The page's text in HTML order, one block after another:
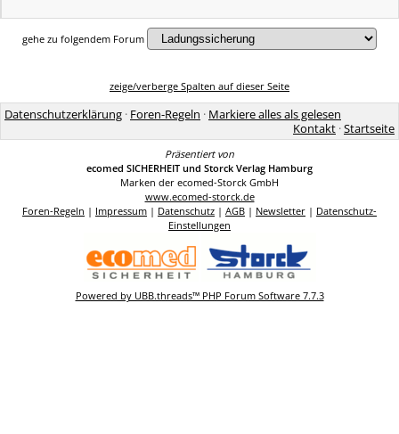
gehe zu folgendem Forum
zeige/verberge Spalten auf dieser Seite
Datenschutzerklärung · Foren-Regeln · Markiere alles als gelesen
Kontakt ·Startseite
Präsentiert von
ecomed SICHERHEIT und Storck Verlag Hamburg
Marken der ecomed-Storck GmbH
www.ecomed-storck.de
Foren-Regeln | Impressum | Datenschutz | AGB | Newsletter | Datenschutz-
Einstellungen
Powered by UBB.threads™ PHP Forum Software 7.7.3